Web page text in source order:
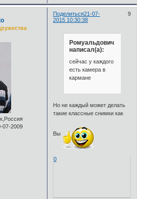
Поделиться 9
21-07-
2015 10:30:38
07-2009
Ромуальдович
написал(а):
сейчас у каждого
есть камера в
кармане
Но не каждый может делать
такие классные снимки как
Вы
0